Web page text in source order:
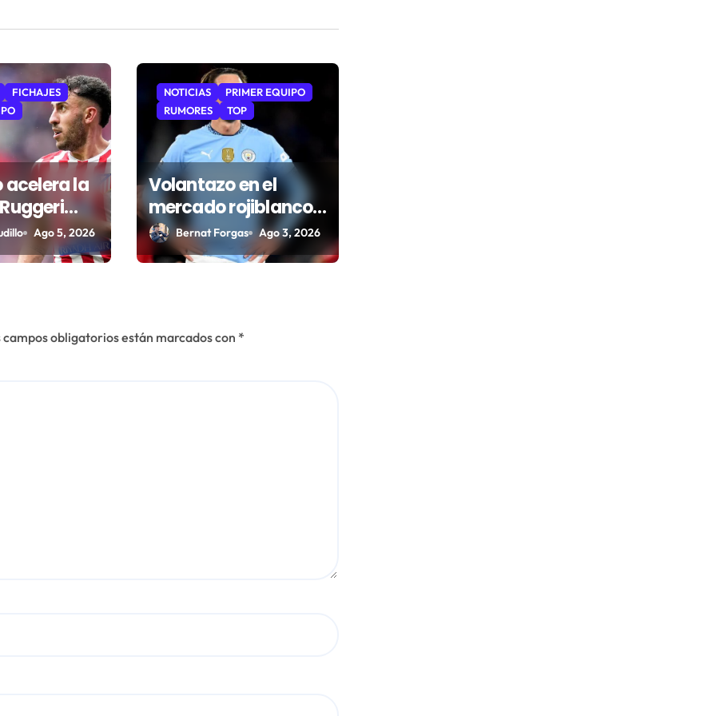
FICHAJES
acelera la
a por
Ago 5, 2026
NOTICIAS
PRIMER EQUIPO
RUMORES
TOP
Volantazo en el
mercado rojiblanco:
el Atlético sigue la
pista de Grealish
Bernat Forgas Ago 3, 2026
campos obligatorios están marcados con *